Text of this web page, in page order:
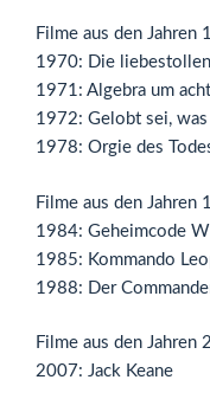
Filme aus den Jahren
1970: Die
1971: Algebra um acht
1972: Gelobt sei, was
1978: Orgie des
Filme aus den Jahren
1984: Geheimcode
1985: Kommando
1988: Der
Filme aus den Jahren
2007: Jack Keane